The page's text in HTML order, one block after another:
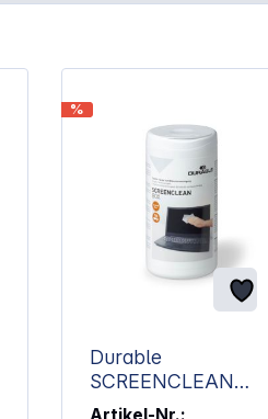
%
Durable
SCREENCLEAN
BOX 100